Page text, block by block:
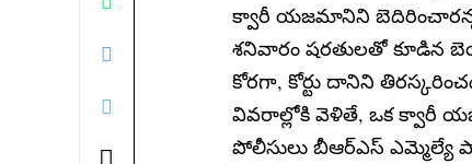
క్వారీ యజమానిని
శనివారం షరతులతో కూడిన
కోరగా, కోర్టు దానిని
వివరాల్లోకి వెళితే, ఒక క్వారీ
పోలీసులు బీఆర్ఎస్ ఎమ్మెల్యే